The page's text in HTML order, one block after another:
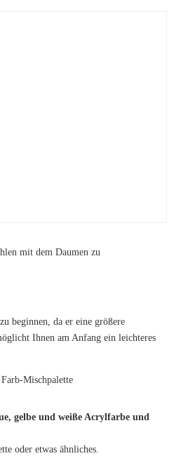
beginnen, da er eine größere
Ihnen am Anfang ein leichteres
gelbe und weiße Acrylfarbe und
oder etwas ähnliches.